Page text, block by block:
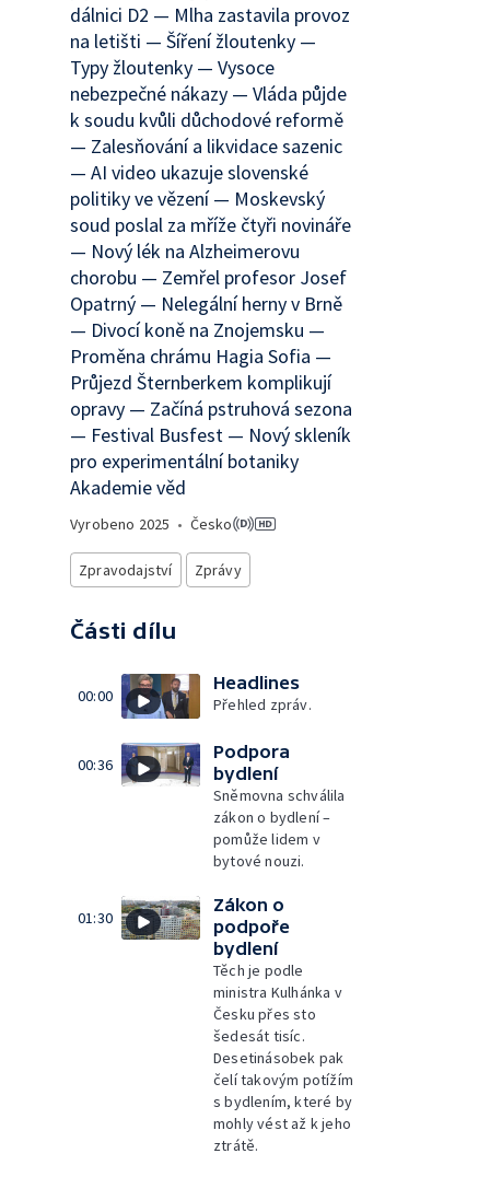
dálnici D2 — Mlha zastavila provoz
na letišti — Šíření žloutenky —
Typy žloutenky — Vysoce
nebezpečné nákazy — Vláda půjde
k soudu kvůli důchodové reformě
— Zalesňování a likvidace sazenic
— AI video ukazuje slovenské
politiky ve vězení — Moskevský
soud poslal za mříže čtyři novináře
— Nový lék na Alzheimerovu
chorobu — Zemřel profesor Josef
Opatrný — Nelegální herny v Brně
— Divocí koně na Znojemsku —
Proměna chrámu Hagia Sofia —
Průjezd Šternberkem komplikují
opravy — Začíná pstruhová sezona
— Festival Busfest — Nový skleník
pro experimentální botaniky
Akademie věd
Vyrobeno 2025 • Česko
Zpravodajství Zprávy
Části dílu
00:00
Headlines
Přehled zpráv.
00:36
Podpora
bydlení
Sněmovna schválila
zákon o bydlení –
pomůže lidem v
bytové nouzi.
01:30
Zákon o
podpoře
bydlení
Těch je podle
ministra Kulhánka v
Česku přes sto
šedesát tisíc.
Desetinásobek pak
čelí takovým potížím
s bydlením, které by
mohly vést až k jeho
ztrátě.